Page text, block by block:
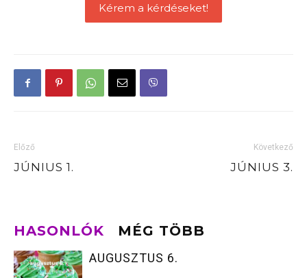
Kérem a kérdéseket!
Előző
JÚNIUS 1.
Következő
JÚNIUS 3.
HASONLÓK MÉG TÖBB
AUGUSZTUS 6.